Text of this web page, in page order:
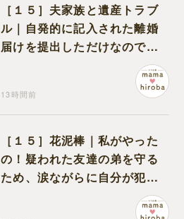
［１５］夫家族と遺産トラブ
ル｜自発的に記入された離婚
届けを提出しただけなので、
13時間前
［１５］花泥棒｜私がやった
の！疑われた友達の弟を守る
ため、涙ながらに自分が犯人